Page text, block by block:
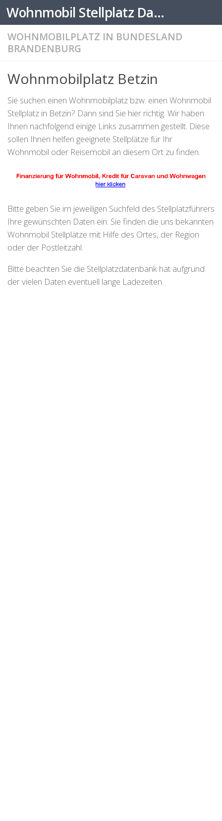
Zum Inhalt springen Wohnmobil Stellplatz Datenbank
WOHNMOBILPLATZ IN BUNDESLAND
BRANDENBURG
Wohnmobilplatz Betzin
Sie suchen einen Wohnmobilplatz bzw. einen Wohnmobil
Stellplatz in Betzin? Dann sind Sie hier richtig. Wir haben
Ihnen nachfolgend einige Links zusammen gestellt. Diese
sollen Ihnen helfen geeignete Stellplätze für Ihr
Wohnmobil oder Reisemobil an diesem Ort zu finden.
Bitte geben Sie im jeweiligen Suchfeld des Stellplatzführers
Ihre gewünschten Daten ein. Sie finden die uns bekannten
Wohnmobil Stellplätze mit Hilfe des Ortes, der Region
oder der Postleitzahl.
Bitte beachten Sie die Stellplatzdatenbank hat aufgrund
der vielen Daten eventuell lange Ladezeiten.